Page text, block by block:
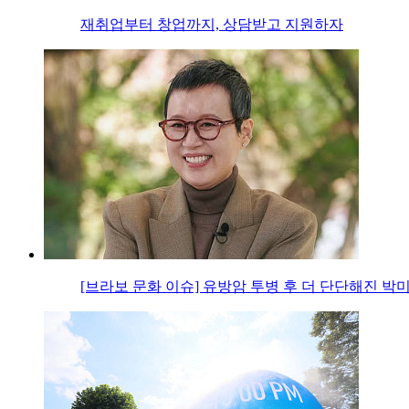
재취업부터 창업까지, 상담받고 지원하자
[브라보 문화 이슈] 유방암 투병 후 더 단단해진 박